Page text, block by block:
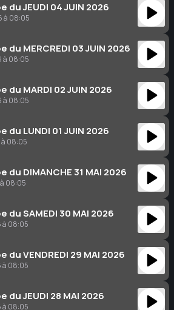
du JEUDI 04 JUIN 2026
à 08:05
du MERCREDI 03 JUIN 2026
à 08:05
du MARDI 02 JUIN 2026
à 08:05
du LUNDI 01 JUIN 2026
08:05
du DIMANCHE 31 MAI 2026
08:05
du SAMEDI 30 MAI 2026
à 08:05
du VENDREDI 29 MAI 2026
à 08:05
du JEUDI 28 MAI 2026
à 08:05